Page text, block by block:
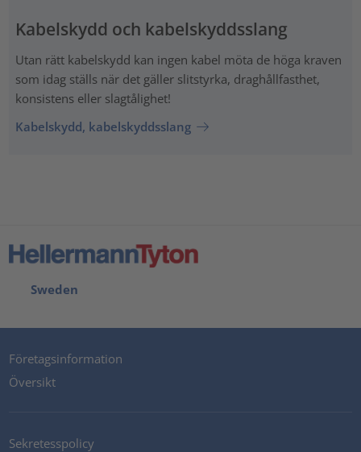
Kabelskydd och kabelskyddsslang
Utan rätt kabelskydd kan ingen kabel möta de höga kraven
som idag ställs när det gäller slitstyrka, draghållfasthet,
konsistens eller slagtålighet!
Kabelskydd, kabelskyddsslang
Sweden
Företagsinformation
Översikt
Sekretesspolicy